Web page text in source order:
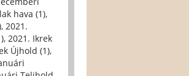
hava (1),
, 2021.
, 2021. Ikrek
Újhold (1),